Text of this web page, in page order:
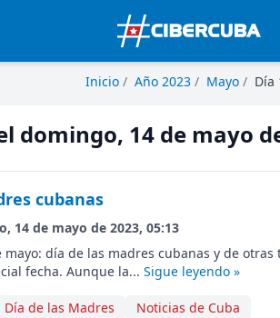
Inicio / Año 2023 / Mayo / Día
domingo, 14 de mayo
cubanas
14 de mayo de 2023, 05:13
día de las madres cubanas y de
fecha. Aunque la... Sigue leyendo »
Día de las Madres Noticias de Cuba